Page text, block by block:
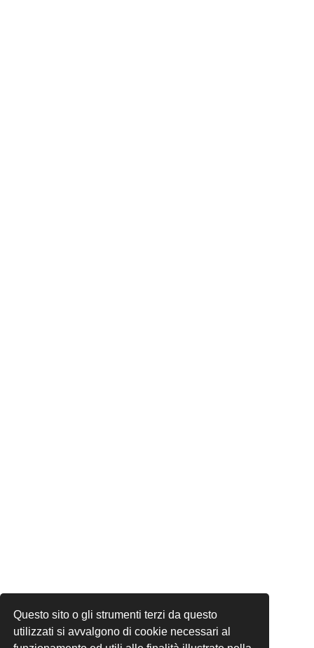
Questo sito o gli strumenti terzi da questo
utilizzati si avvalgono di cookie necessari al